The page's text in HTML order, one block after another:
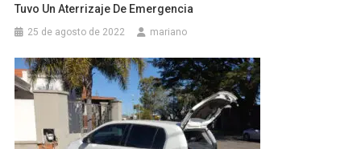
Tuvo Un Aterrizaje De Emergencia
25 de agosto de 2022 mariano